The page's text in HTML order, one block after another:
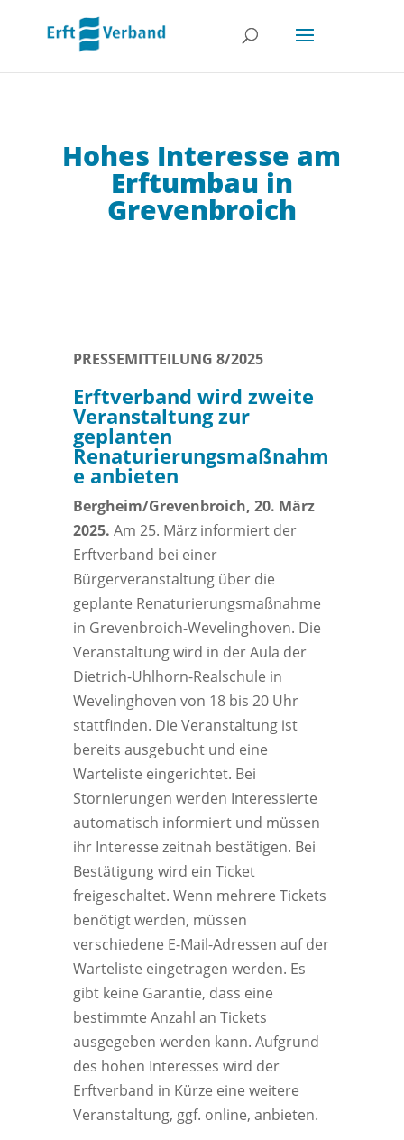
Hohes Interesse am
Erftumbau in
Grevenbroich
PRESSEMITTEILUNG 8/2025
Erftverband wird zweite
Veranstaltung zur
geplanten
Renaturierungsmaßnahm
e anbieten
Bergheim/Grevenbroich, 20. März
2025. Am 25. März informiert der
Erftverband bei einer
Bürgerveranstaltung über die
geplante Renaturierungsmaßnahme
in Grevenbroich-Wevelinghoven. Die
Veranstaltung wird in der Aula der
Dietrich-Uhlhorn-Realschule in
Wevelinghoven von 18 bis 20 Uhr
stattfinden. Die Veranstaltung ist
bereits ausgebucht und eine
Warteliste eingerichtet. Bei
Stornierungen werden Interessierte
automatisch informiert und müssen
ihr Interesse zeitnah bestätigen. Bei
Bestätigung wird ein Ticket
freigeschaltet. Wenn mehrere Tickets
benötigt werden, müssen
verschiedene E-Mail-Adressen auf der
Warteliste eingetragen werden. Es
gibt keine Garantie, dass eine
bestimmte Anzahl an Tickets
ausgegeben werden kann. Aufgrund
des hohen Interesses wird der
Erftverband in Kürze eine weitere
Veranstaltung, ggf. online, anbieten.